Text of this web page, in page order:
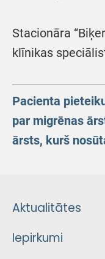
Stacionāra
klīnikas
Pacienta
par migrēnas
ārsts, kurš
Aktualitātes
Iepirkumi